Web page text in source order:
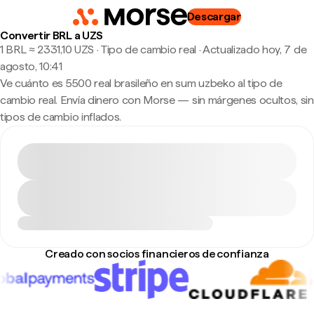
Descargar
Convertir BRL a UZS
1 BRL ≈ 2331,10 UZS · Tipo de cambio real ·Actualizado hoy, 7 de
agosto, 10:41
Ve cuánto es 5500 real brasileño en sum uzbeko al tipo de
cambio real. Envía dinero con Morse — sin márgenes ocultos, sin
tipos de cambio inflados.
Creado con socios financieros de confianza